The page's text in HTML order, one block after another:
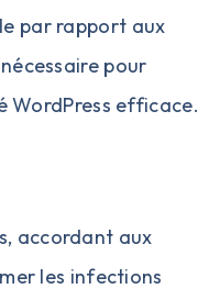
par rapport aux
pour
WordPress efficace.
accordant aux
les infections